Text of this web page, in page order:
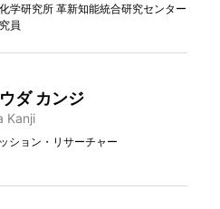
学研究所 革新知能統合研究センター
員
ダ カンジ
Kanji
ション・リサーチャー